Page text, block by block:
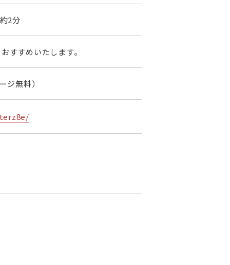
2分
すすめいたします。
無料）